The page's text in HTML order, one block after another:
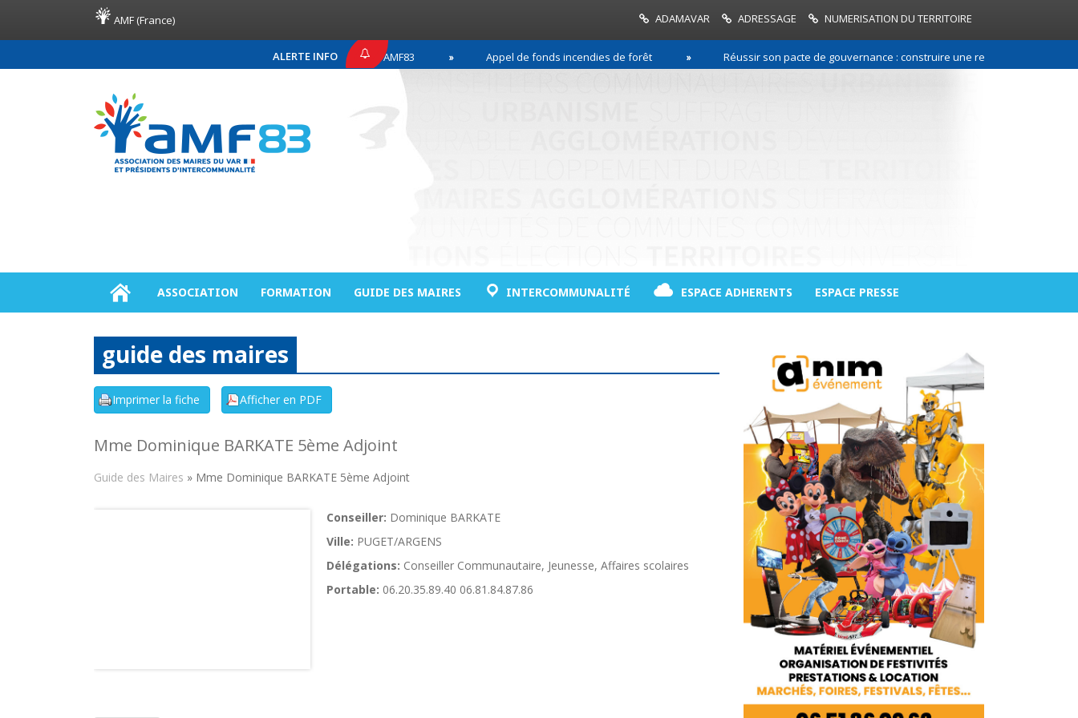
AMF (France) ADAMAVAR ADRESSAGE NUMERISATION DU TERRITOIRE
ALERTE INFO
COMMUNIQUÉ DE PRESSE AMF83 Appel de fonds incendies de forêt Réussir son pacte de gouvernance : construire une relation de confiance entre
ASSOCIATION FORMATION GUIDE DES MAIRES INTERCOMMUNALITÉ ESPACE ADHERENTS ESPACE PRESSE
guide des maires
Mme Dominique BARKATE 5ème Adjoint
Guide des Maires » Mme Dominique BARKATE 5ème Adjoint
Conseiller: Dominique BARKATE
Ville: PUGET/ARGENS
Délégations: Conseiller Communautaire, Jeunesse, Affaires scolaires
Portable: 06.20.35.89.40 06.81.84.87.86